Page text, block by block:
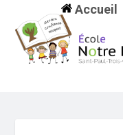
Accueil